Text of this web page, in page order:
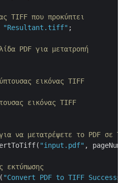
TIFF που προκύπτει
"Resultant.tiff" ;
PDF για μετατροπή
εικόνας TIFF
εικόνας TIFF
να μετατρέψετε το PDF σε
"input.pdf" ,
εκτύπωσης
"Convert PDF to TIFF